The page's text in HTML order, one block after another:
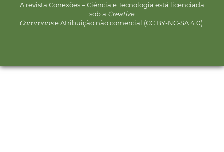
A revista Conexões – Ciência e Tecnologia está licenciada
sob a Creative
Commonse Atribuição não comercial (CC BY-NC-SA 4.0).